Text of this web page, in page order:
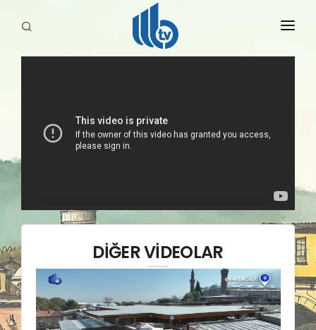
YAYINLARIMIZ
DİĞER VİDEOLAR